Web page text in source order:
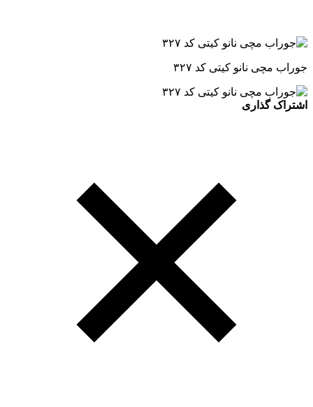
جوراب مچی نانو کیتی کد ۳۲۷
اشتراک گذاری